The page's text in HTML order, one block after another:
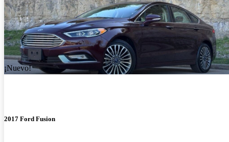
¡Nuevo!
2017 Ford Fusion